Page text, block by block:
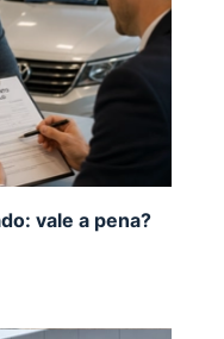
vale a pena?